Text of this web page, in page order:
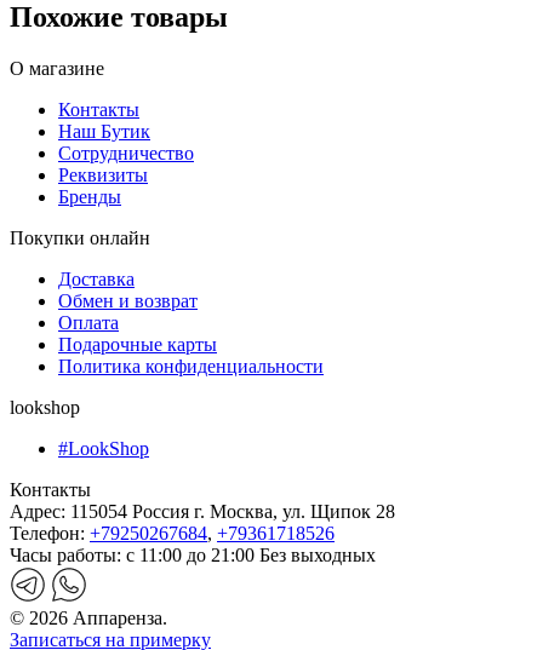
Похожие товары
О магазине
Контакты
Наш Бутик
Сотрудничество
Реквизиты
Бренды
Покупки онлайн
Доставка
Обмен и возврат
Оплата
Подарочные карты
Политика конфиденциальности
lookshop
#LookShop
Контакты
Адрес: 115054 Россия г. Москва, ул. Щипок 28
Телефон: +79250267684, +79361718526
Часы работы: с 11:00 до 21:00 Без выходных
© 2026 Аппаренза.
Записаться на примерку